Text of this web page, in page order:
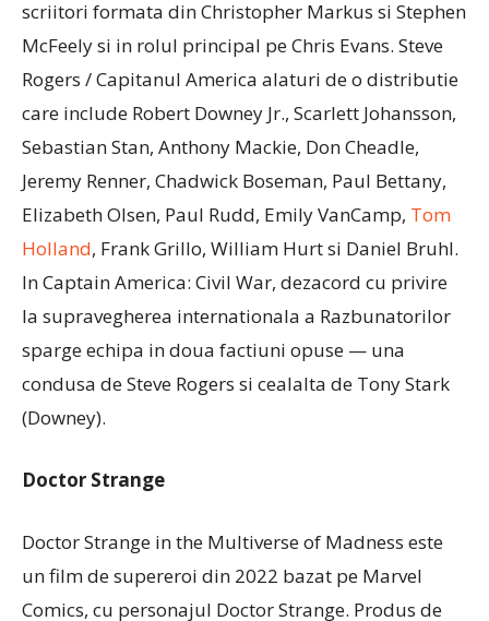
scriitori formata din Christopher Markus si Stephen
McFeely si in rolul principal pe Chris Evans. Steve
Rogers / Capitanul America alaturi de o distributie
care include Robert Downey Jr., Scarlett Johansson,
Sebastian Stan, Anthony Mackie, Don Cheadle,
Jeremy Renner, Chadwick Boseman, Paul Bettany,
Elizabeth Olsen, Paul Rudd, Emily VanCamp, Tom
Holland, Frank Grillo, William Hurt si Daniel Bruhl.
In Captain America: Civil War, dezacord cu privire
la supravegherea internationala a Razbunatorilor
sparge echipa in doua factiuni opuse — una
condusa de Steve Rogers si cealalta de Tony Stark
(Downey).
Doctor Strange
Doctor Strange in the Multiverse of Madness este
un film de supereroi din 2022 bazat pe Marvel
Comics, cu personajul Doctor Strange. Produs de